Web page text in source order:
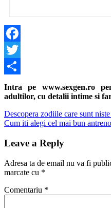
Facebook
Twitter
Share
Intra pe www.sexgen.ro
adultilor, cu detalii intime si
Navigare
în
articole
Previous
Post:
Descopera zodiile care sunt
Next
Cum iti alegi cel mai bun
Leave a Reply
Adresa ta de email nu va fi
marcate cu *
Comentariu *